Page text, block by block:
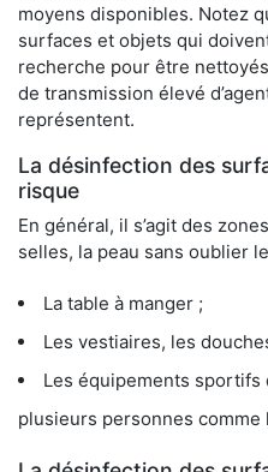
moyens disponibles. Notez
surfaces et objets qui
recherche pour être
de transmission élevé
représentent.
La désinfection des
risque
En général, il s’agit des
selles, la peau sans oublier
La table à manger ;
Les vestiaires, les
Les équipements
plusieurs personnes comme